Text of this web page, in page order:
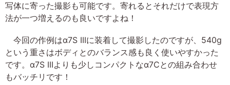
写体に寄った撮影も可能です。寄れるとそれだけで表現方
法が一つ増えるのも良いですよね！
今回の作例はα7S IIIに装着して撮影したのですが、540g
という重さはボディとのバランス感も良く使いやすかった
です。α7S IIIよりも少しコンパクトなα7Cとの組み合わせ
もバッチリです！